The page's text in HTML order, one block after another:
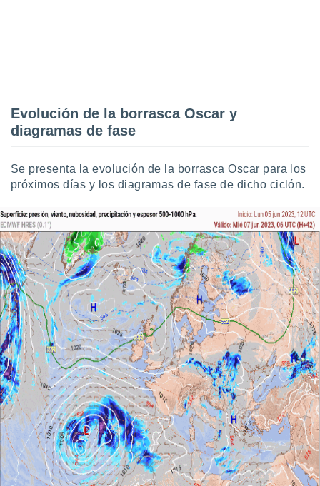
Evolución de la borrasca Oscar y
diagramas de fase
Se presenta la evolución de la borrasca Oscar para los
próximos días y los diagramas de fase de dicho ciclón.